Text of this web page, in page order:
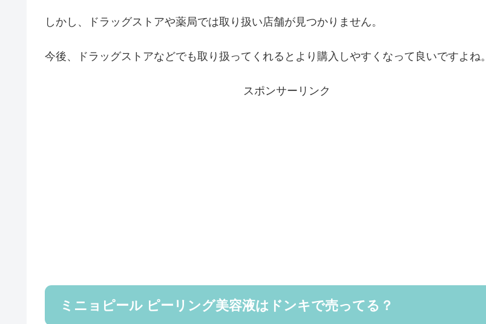
しかし、ドラッグストアや薬局では取り扱い店舗が見つかりません。
今後、ドラッグストアなどでも取り扱ってくれるとより購入しやすくなって良いですよね。
スポンサーリンク
ミニョピール ピーリング美容液はドンキで売ってる？